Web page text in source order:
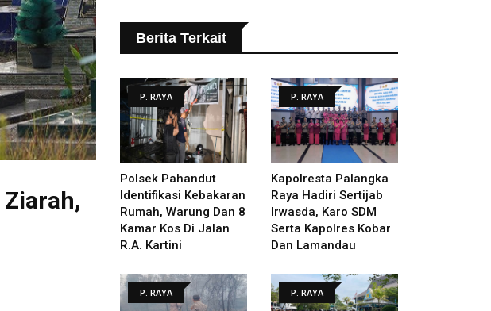
Ziarah,
Berita Terkait
P. RAYA
Polsek Pahandut
Identifikasi Kebakaran
Rumah, Warung Dan 8
Kamar Kos Di Jalan
R.A. Kartini
P. RAYA
Kapolresta Palangka
Raya Hadiri Sertijab
Irwasda, Karo SDM
Serta Kapolres Kobar
Dan Lamandau
P. RAYA P. RAYA